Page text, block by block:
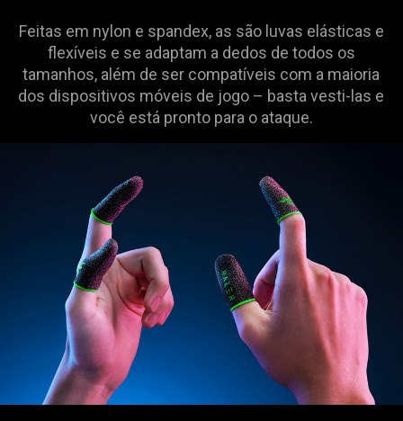
Feitas em nylon e spandex, as são luvas elásticas e
flexíveis e se adaptam a dedos de todos os
tamanhos, além de ser compatíveis com a maioria
dos dispositivos móveis de jogo – basta vesti-las e
você está pronto para o ataque.